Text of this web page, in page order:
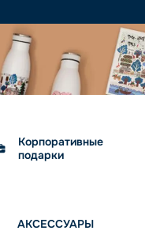
Корпоративные
подарки
АКСЕССУАРЫ